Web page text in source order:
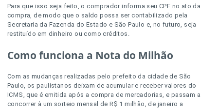
Para que isso seja feito, o comprador informa seu CPF no ato da
compra, de modo que o saldo possa ser contabilizado pela
Secretaria da Fazenda do Estado e São Paulo e, no futuro, seja
restituído em dinheiro ou como créditos.
Como funciona a Nota do Milhão
Com as mudanças realizadas pelo prefeito da cidade de São
Paulo, os paulistanos deixam de acumular e receber valores do
ICMS, que é emitida após a compra de mercadorias, e passam a
concorrer à um sorteio mensal de R$ 1 milhão, de janeiro a